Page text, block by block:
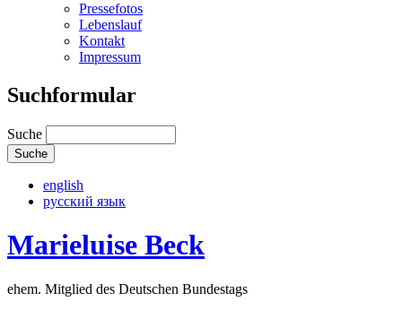
Pressefotos
Lebenslauf
Kontakt
Impressum
Suchformular
Suche
english
русский язык
Marieluise Beck
ehem. Mitglied des Deutschen Bundestags